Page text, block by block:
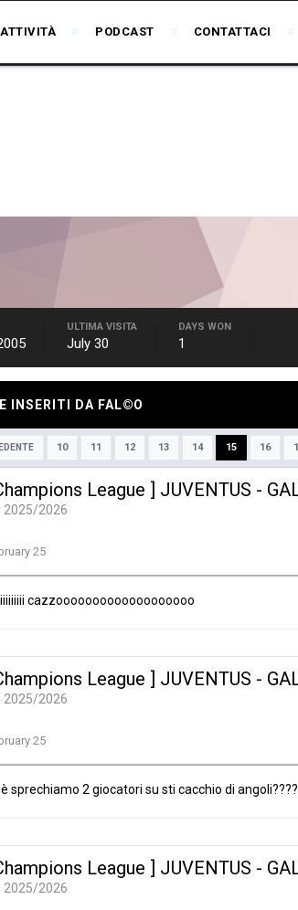
ATTIVITÀ PODCAST CONTATTACI
ULTIMA VISITA
July 30
DAYS WON
1
INSERITI DA FAL©O
10 11 12 13 14 15 16
League ] JUVENTUS -
2025/2026
25
cazzooooooooooooooooooo
League ] JUVENTUS -
2025/2026
25
sprechiamo 2 giocatori su sti cacchio di angoli????
League ] JUVENTUS -
2025/2026